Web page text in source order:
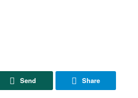
Send Share